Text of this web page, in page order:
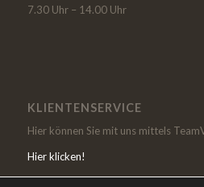
7.30 Uhr – 14.00 Uhr
KLIENTENSERVICE
Hier können Sie mit uns mittels
Hier klicken!